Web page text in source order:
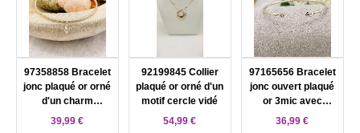
97358858 Bracelet
jonc plaqué or orné
d'un charm
d'oxyde bleu forme
39,99 €
92199845 Collier
plaqué or orné d'un
motif cercle vidé
54,99 €
97165656 Bracelet
jonc ouvert plaqué
or 3mic avec
oxydes blancs aux
36,99 €